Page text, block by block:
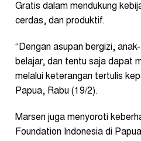
Gratis dalam mendukung
cerdas, dan produktif.
“Dengan asupan bergizi,
belajar, dan tentu saja dapat
melalui keterangan tertulis
Papua, Rabu (19/2).
Marsen juga menyoroti
Foundation Indonesia di